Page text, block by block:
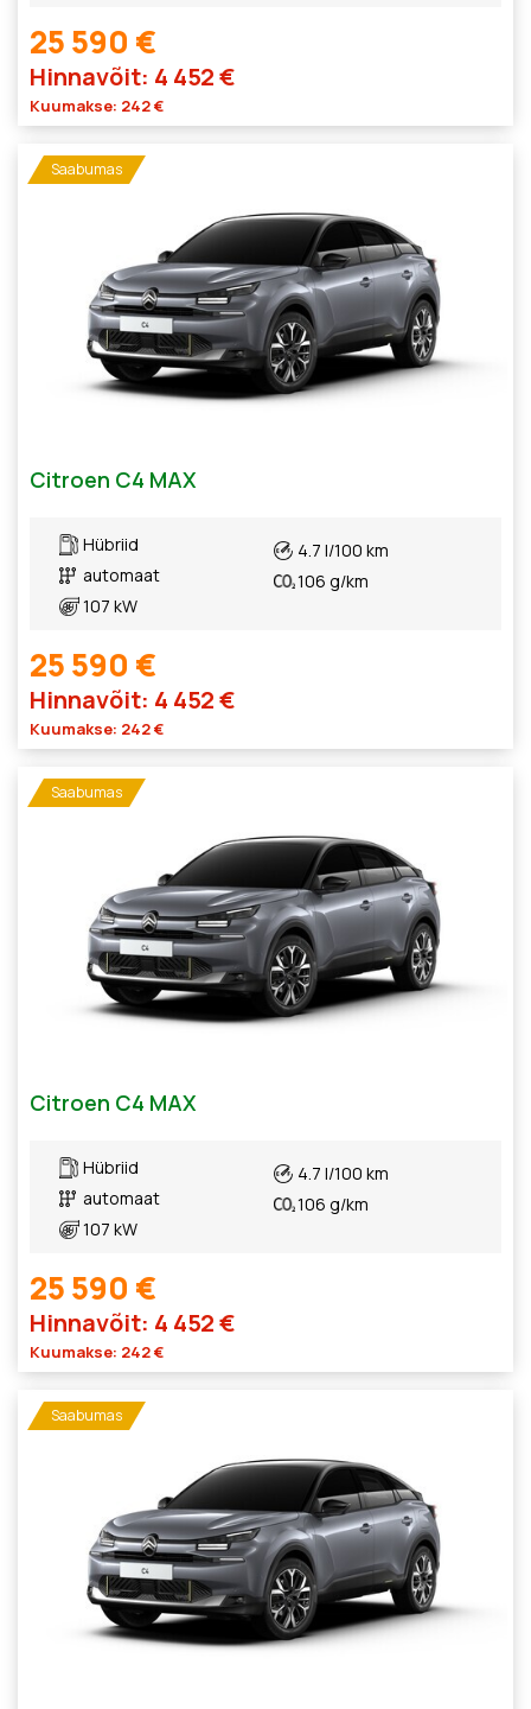
25 590 €
Hinnavõit: 4 452 €
Kuumakse: 242 €
Saabumas
Citroen C4 MAX
Hübriid
automaat
107 kW
4.7 l/100 km
106 g/km
25 590 €
Hinnavõit: 4 452 €
Kuumakse: 242 €
Saabumas
Citroen C4 MAX
Hübriid
automaat
107 kW
4.7 l/100 km
106 g/km
25 590 €
Hinnavõit: 4 452 €
Kuumakse: 242 €
Saabumas